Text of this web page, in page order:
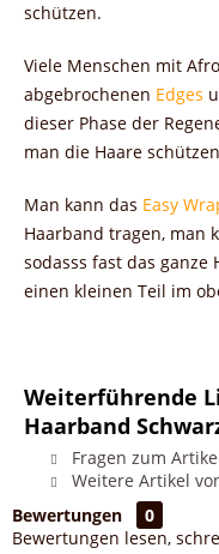
schützen.
Viele Menschen mit
abgebrochenen Edges
dieser Phase der
man die Haare
Man kann das Easy
Haarband tragen, man
sodasss fast das
einen kleinen Teil im
Weiterführende
Haarband
Fragen zum
Weitere Artikel
Bewertungen
0
Bewertungen lesen,